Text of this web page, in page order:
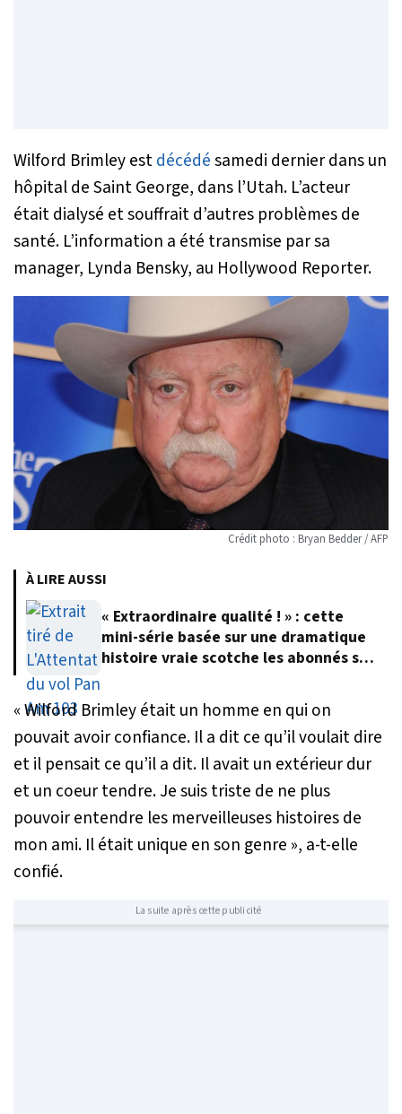
Wilford Brimley estdécédésamedi dernier dans un
hôpital de Saint George, dans l’Utah. L’acteur
était dialysé et souffrait d’autres problèmes de
santé. L’information a été transmise par sa
manager, Lynda Bensky, au Hollywood Reporter.
Crédit photo : Bryan Bedder / AFP
À LIRE AUSSI
« Extraordinaire qualité ! » : cette
mini-série basée sur une dramatique
histoire vraie scotche les abonnés sur
« Wilford Brimley était un homme en qui on
pouvait avoir confiance. Il a dit ce qu’il voulait dire
et il pensait ce qu’il a dit. Il avait un extérieur dur
et un coeur tendre. Je suis triste de ne plus
pouvoir entendre les merveilleuses histoires de
mon ami. Il était unique en son genre », a-t-elle
confié.
La suite après cette publicité